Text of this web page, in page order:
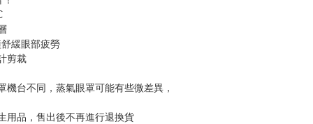
緩眼部疲勞
剪裁
機台不同，蒸氣眼罩可能有些微差異，
用品，售出後不再進行退換貨